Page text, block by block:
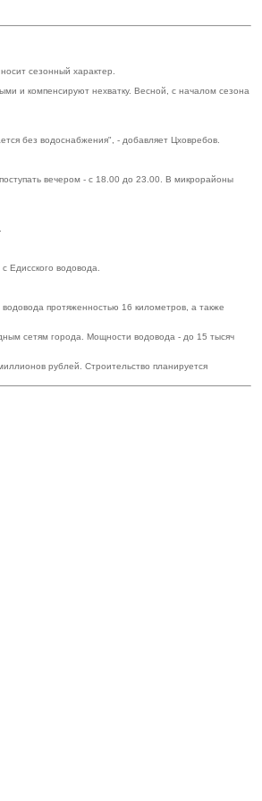
сезонный характер.
и компенсируют нехватку. Весной, с началом сезона
без водоснабжения", - добавляет Цховребов.
вечером - с 18.00 до 23.00. В микрорайоны
Едисского водовода.
протяженностью 16 километров, а также
сетям города. Мощности водовода - до 15 тысяч
рублей. Строительство планируется